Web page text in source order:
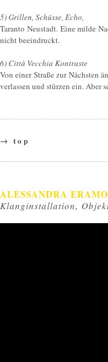
5) Grillen, Schüsse, Echo,
Taranto Neustadt. Eine milde
nicht beeindruckt.
6) Città Vecchia Kontraste
Von einer Straße zur Nächsten
verlassen und stürzen ein. Aber
→ top
ALESSANDRA
Klanginstallation,